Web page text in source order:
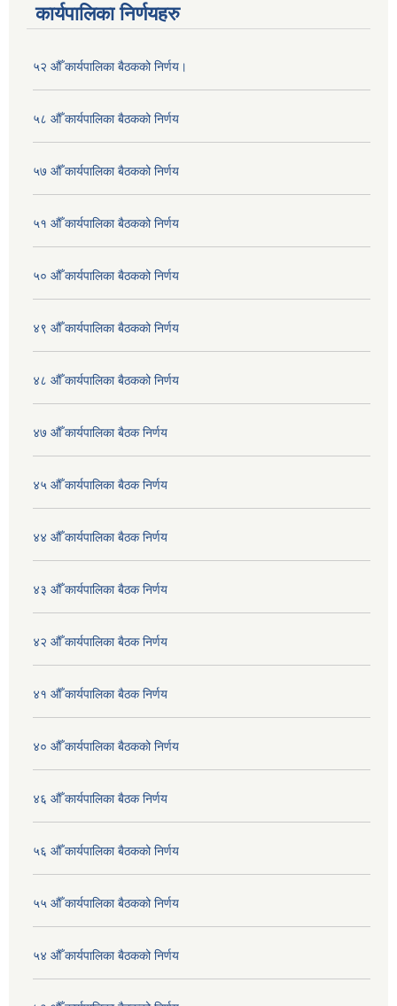
कार्यपालिका निर्णयहरु
५२ औँ कार्यपालिका बैठकको निर्णय।
५८ औँ कार्यपालिका बैठकको निर्णय
५७ औँ कार्यपालिका बैठकको निर्णय
५१ औँ कार्यपालिका बैठकको निर्णय
५० औँ कार्यपालिका बैठकको निर्णय
४९ औँ कार्यपालिका बैठकको निर्णय
४८ औँ कार्यपालिका बैठकको निर्णय
४७ औँ कार्यपालिका बैठक निर्णय
४५ औँ कार्यपालिका बैठक निर्णय
४४ औँ कार्यपालिका बैठक निर्णय
४३ औँ कार्यपालिका बैठक निर्णय
४२ औँ कार्यपालिका बैठक निर्णय
४१ औँ कार्यपालिका बैठक निर्णय
४० औँ कार्यपालिका बैठकको निर्णय
४६ औँ कार्यपालिका बैठक निर्णय
५६ औँ कार्यपालिका बैठकको निर्णय
५५ औँ कार्यपालिका बैठकको निर्णय
५४ औँ कार्यपालिका बैठकको निर्णय